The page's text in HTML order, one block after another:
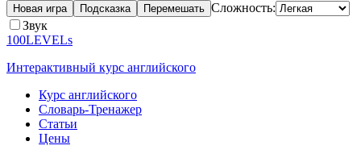
Новая игра Подсказка Перемешать Сложность:
Звук
100LEVELs
Интерактивный курс английского
Курс английского
Словарь-Тренажер
Статьи
Цены